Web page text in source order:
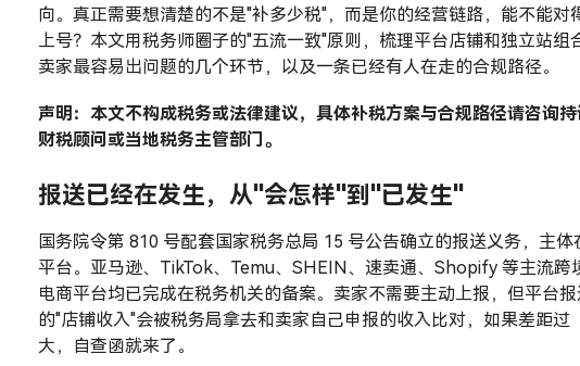
向。真正需要想清楚的不是"补多少税"，而是你的经营链路，能不能对
上号？本文用税务师圈子的"五流一致"原则，梳理平台店铺和独立站组
卖家最容易出问题的几个环节，以及一条已经有人在走的合规路径。
声明：本文不构成税务或法律建议，具体补税方案与合规路径请咨询
财税顾问或当地税务主管部门。
报送已经在发生，从"会怎样"到"已发生"
国务院令第 810 号配套国家税务总局 15 号公告确立的报送义务，主体
平台。亚马逊、TikTok、Temu、SHEIN、速卖通、Shopify 等主流跨
电商平台均已完成在税务机关的备案。卖家不需要主动上报，但平台报
的"店铺收入"会被税务局拿去和卖家自己申报的收入比对，如果差距过
大，自查函就来了。